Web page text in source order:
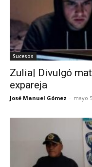
Sucesos
Zulia| Divulgó
expareja
José Manuel Gómez - mayo